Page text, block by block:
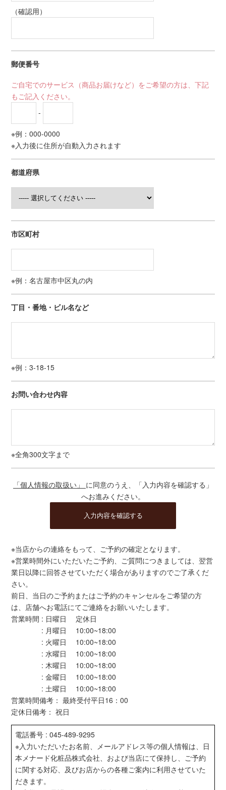
（確認用）
郵便番号
ご自宅でのサービス（商品お届けなど）をご希望の方は、下記
もご記入ください。
-
※例：000-0000
※入力後に住所が自動入力されます
都道府県
市区町村
※例：名古屋市中区丸の内
丁目・番地・ビル名など
※例：3-18-15
お問い合わせ内容
※全角300文字まで
「個人情報の取扱い」 に同意のうえ、「入力内容を確認する」
へお進みください。
※当店からの連絡をもって、ご予約の確定となります。
※営業時間外にいただいたご予約、ご質問につきましては、翌営
業日以降に回答させていただく場合がありますのでご了承くだ
さい。
前日、当日のご予約またはご予約のキャンセルをご希望の方
は、店舗へお電話にてご連絡をお願いいたします。
営業時間 : 日曜日 定休日
: 月曜日 10:00~18:00
: 火曜日 10:00~18:00
: 水曜日 10:00~18:00
: 木曜日 10:00~18:00
: 金曜日 10:00~18:00
: 土曜日 10:00~18:00
営業時間備考： 最終受付平日16：00
定休日備考： 祝日
電話番号 : 045-489-9295
※入力いただいたお名前、メールアドレス等の個人情報は、日
本メナード化粧品株式会社、および当店にて保持し、ご予約
に関する対応、及びお店からの各種ご案内に利用させていた
だきます。